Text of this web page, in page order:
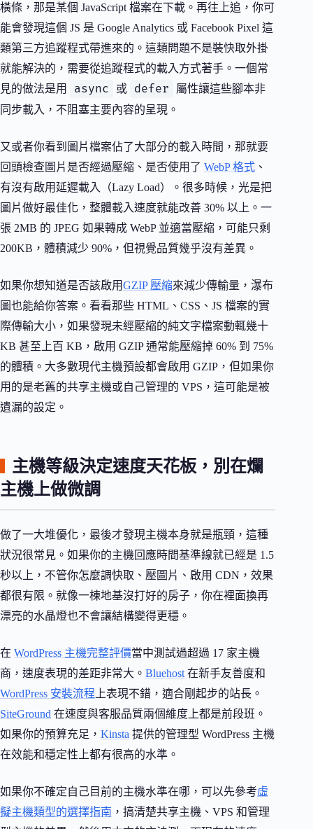
橫條，那是某個 JavaScript 檔案在下載。再往上追，你可
能會發現這個 JS 是 Google Analytics 或 Facebook Pixel 這
類第三方追蹤程式帶進來的。這類問題不是裝快取外掛
就能解決的，需要從追蹤程式的載入方式著手。一個常
見的做法是用
async 或 defer
屬性讓這些腳本非
同步載入，不阻塞主要內容的呈現。
又或者你看到圖片檔案佔了大部分的載入時間，那就要
回頭檢查圖片是否經過壓縮、是否使用了 WebP 格式 、
有沒有啟用延遲載入（Lazy Load）。很多時候，光是把
圖片做好最佳化，整體載入速度就能改善 30% 以上。一
張 2MB 的 JPEG 如果轉成 WebP 並適當壓縮，可能只剩
200KB，體積減少 90%，但視覺品質幾乎沒有差異。
如果你想知道是否該啟用GZIP 壓縮來減少傳輸量，瀑布
圖也能給你答案。看看那些 HTML、CSS、JS 檔案的實
際傳輸大小，如果發現未經壓縮的純文字檔案動輒幾十
KB 甚至上百 KB，啟用 GZIP 通常能壓縮掉 60% 到 75%
的體積。大多數現代主機預設都會啟用 GZIP，但如果你
用的是老舊的共享主機或自己管理的 VPS，這可能是被
遺漏的設定。
主機等級決定速度天花板，別在爛
主機上做微調
做了一大堆優化，最後才發現主機本身就是瓶頸，這種
狀況很常見。如果你的主機回應時間基準線就已經是 1.5
秒以上，不管你怎麼調快取、壓圖片、啟用 CDN，效果
都很有限。就像一棟地基沒打好的房子，你在裡面換再
漂亮的水晶燈也不會讓結構變得更穩。
在 WordPress 主機完整評價當中測試過超過 17 家主機
商，速度表現的差距非常大。 Bluehost 在新手友善度和
WordPress 安裝流程 上表現不錯，適合剛起步的站長。
SiteGround 在速度與客服品質兩個維度上都是前段班。
如果你的預算充足， Kinsta 提供的管理型 WordPress 主機
在效能和穩定性上都有很高的水準。
如果你不確定自己目前的主機水準在哪，可以先參考虛
擬主機類型的選擇指南 ，搞清楚共享主機、VPS 和管理